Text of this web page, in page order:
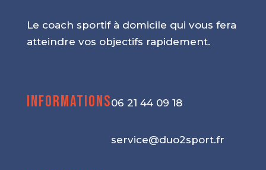
Le coach sportif à domicile qui vous fera
atteindre vos objectifs rapidement.
Informations06 21 44 09 18
service@duo2sport.fr